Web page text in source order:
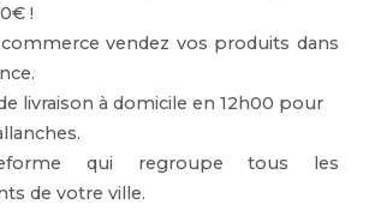
!
commerce vendez vos produits dans
livraison à domicile en 12h00 pour
qui regroupe tous les
de votre ville.